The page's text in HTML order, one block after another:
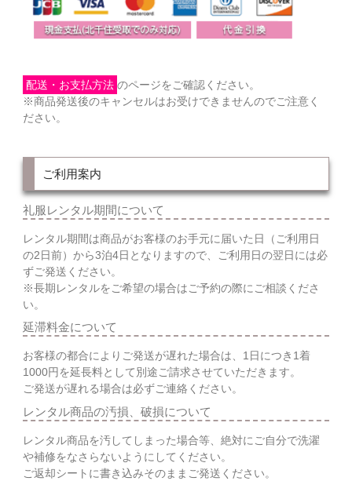
配送・お支払方法 のページをご確認ください。
※商品発送後のキャンセルはお受けできませんのでご注意く
ださい。
ご利用案内
礼服レンタル期間について
レンタル期間は商品がお客様のお手元に届いた日（ご利用日
の2日前）から3泊4日となりますので、ご利用日の翌日には必
ずご発送ください。
※長期レンタルをご希望の場合はご予約の際にご相談くださ
い。
延滞料金について
お客様の都合によりご発送が遅れた場合は、1日につき1着
1000円を延長料として別途ご請求させていただきます。
ご発送が遅れる場合は必ずご連絡ください。
レンタル商品の汚損、破損について
レンタル商品を汚してしまった場合等、絶対にご自分で洗濯
や補修をなさらないようにしてください。
ご返却シートに書き込みそのままご発送ください。